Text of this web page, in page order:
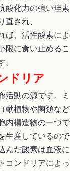
酸化力の強い珪
直され、
ば、活性酸素に
限に食い止める
。
ドリア
活動の源です。
動植物や菌類な
内構造物の一つ
生産しているので
んだ酸素は血液
コンドリアによ